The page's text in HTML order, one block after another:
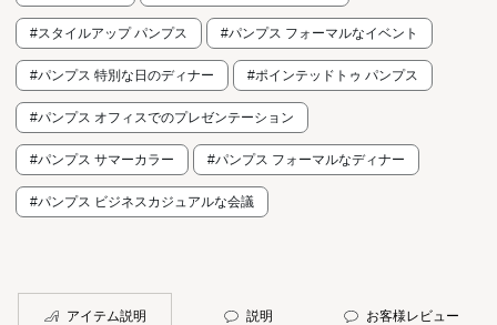
#スタイルアップ パンプス #パンプス フォーマルなイベント
#パンプス 特別な日のディナー #ポインテッドトゥ パンプス
#パンプス オフィスでのプレゼンテーション
#パンプス サマーカラー #パンプス フォーマルなディナー
#パンプス ビジネスカジュアルな会議
アイテム説明 説明 お客様レビュー